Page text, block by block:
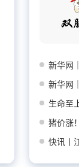
新华网
猪价涨